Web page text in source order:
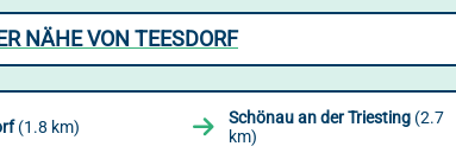
NÄHE VON TEESDORF
(1.8 km) Schönau an der Triesting (2.7
km)